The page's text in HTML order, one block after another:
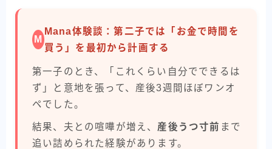
M
Mana体験談：第二子では「お金で時間を
買う」を最初から計画する
第一子のとき、「これくらい自分でできるは
ず」と意地を張って、産後3週間ほぼワンオ
ペでした。
結果、夫との喧嘩が増え、 産後うつ寸前 まで
追い詰められた経験があります。